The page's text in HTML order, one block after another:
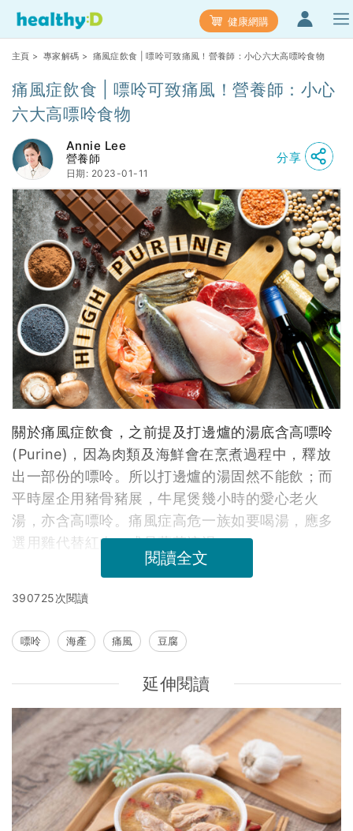
健康網購
主頁 > 專家解碼 > 痛風症飲食 | 嘌呤可致痛風！營養師：小心六大高嘌呤食物
痛風症飲食 | 嘌呤可致痛風！營養師：小心
六大高嘌呤食物
Annie Lee
營養師
日期: 2023-01-11
分享
關於痛風症飲食，之前提及打邊爐的湯底含高嘌呤
(Purine)，因為肉類及海鮮會在烹煮過程中，釋放
出一部份的嘌呤。所以打邊爐的湯固然不能飲；而
平時屋企用豬骨豬展，牛尾煲幾小時的愛心老火
湯，亦含高嘌呤。痛風症高危一族如要喝湯，應多
選用雞代替紅肉，或是蔬菜滾湯。
閱讀全文
390725次閱讀
嘌呤 海產 痛風 豆腐
延伸閱讀